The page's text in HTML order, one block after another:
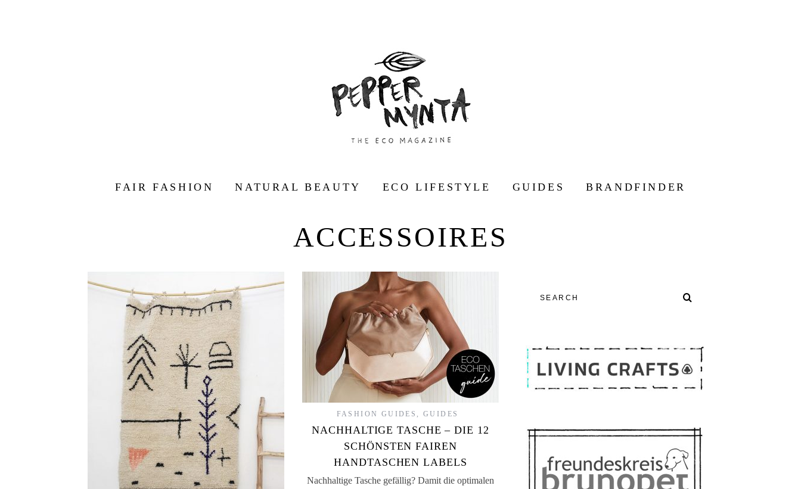
FAIR FASHION NATURAL BEAUTY ECO LIFESTYLE GUIDES BRANDFINDER
ACCESSOIRES
FASHION GUIDES , GUIDES
NACHHALTIGE TASCHE – DIE 12
SCHÖNSTEN FAIREN
HANDTASCHEN LABELS
Nachhaltige Tasche gefällig? Damit die optimalen